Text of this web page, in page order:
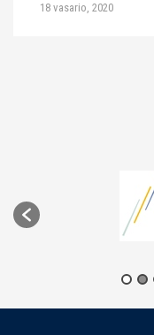
18 vasario, 2020